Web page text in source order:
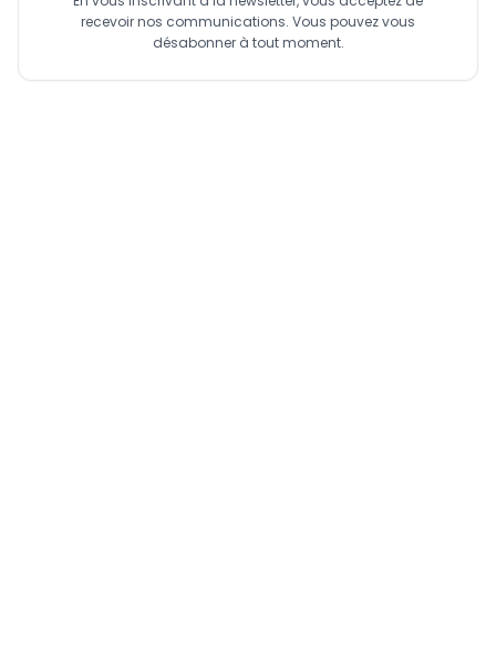
recevoir nos communications. Vous pouvez vous
désabonner à tout moment.